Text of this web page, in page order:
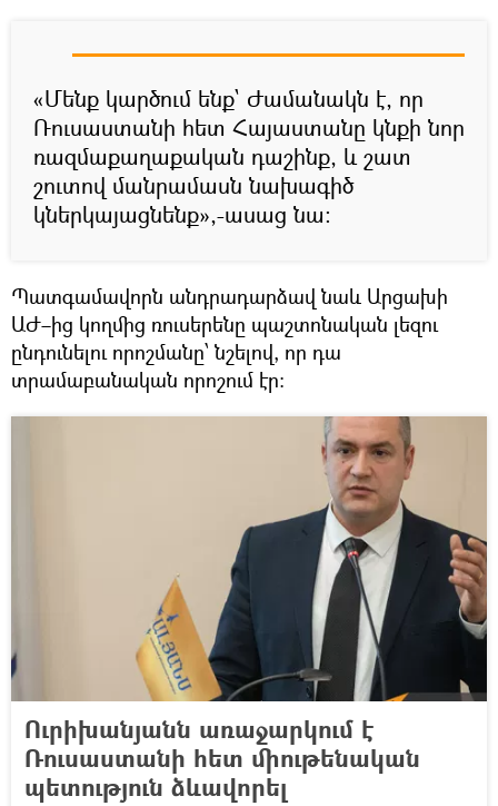
«Մենք կարծում ենք` Ժամանակն է, որ
Ռուսաստանի հետ Հայաստանը կնքի նոր
ռազմաքաղաքական դաշինք, և շատ
շուտով մանրամասն նախագիծ
կներկայացնենք»,-ասաց նա:
Պատգամավորն անդրադարձավ նաև Արցախի
ԱԺ–ից կողմից ռուսերենը պաշտոնական լեզու
ընդունելու որոշմանը՝ նշելով, որ դա
տրամաբանական որոշում էր։
Ուրիխանյանն առաջարկում է
Ռուսաստանի հետ միութենական
պետություն ձևավորել